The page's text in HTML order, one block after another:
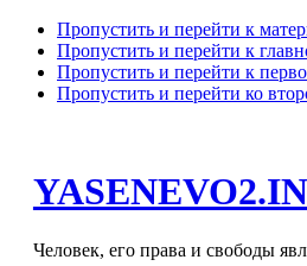
Пропустить и перейти к
Пропустить и перейти к
Пропустить и перейти к
Пропустить и перейти ко
Человек, его права и свободы